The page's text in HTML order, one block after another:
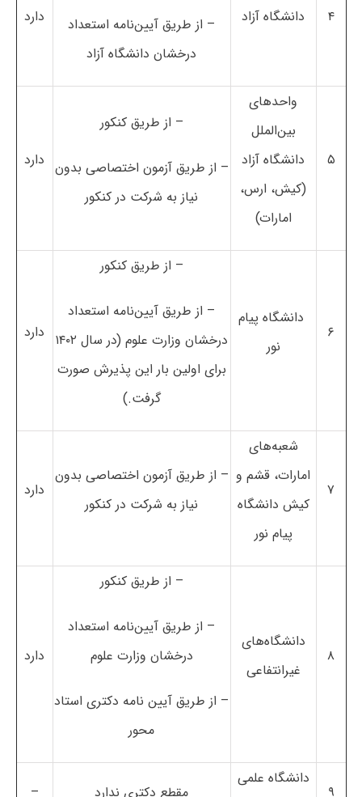
۴ دانشگاه‌ آزاد
– از طریق آیین‌نامه استعداد
درخشان دانشگاه آزاد
دارد
۵
واحدهای
بین‌الملل
دانشگاه‌ آزاد
(کیش، ارس،
امارات)
– از طریق کنکور
– از طریق آزمون اختصاصی بدون
نیاز به شرکت در کنکور
دارد
۶
دانشگاه پیام
نور
– از طریق کنکور
– از طریق آیین‌نامه استعداد
درخشان وزارت علوم (در سال ۱۴۰۲
برای اولین بار این پذیرش صورت
گرفت.)
دارد
۷
شعبه‌های
امارات، قشم و
کیش دانشگاه
پیام نور
– از طریق آزمون اختصاصی بدون
نیاز به شرکت در کنکور
دارد
۸
دانشگاه‌های
غیرانتفاعی
– از طریق کنکور
– از طریق آیین‌نامه استعداد
درخشان وزارت علوم
– از طریق آیین نامه دکتری استاد
محور
دارد
۹
دانشگاه علمی
مقطع دکتری ندارد –